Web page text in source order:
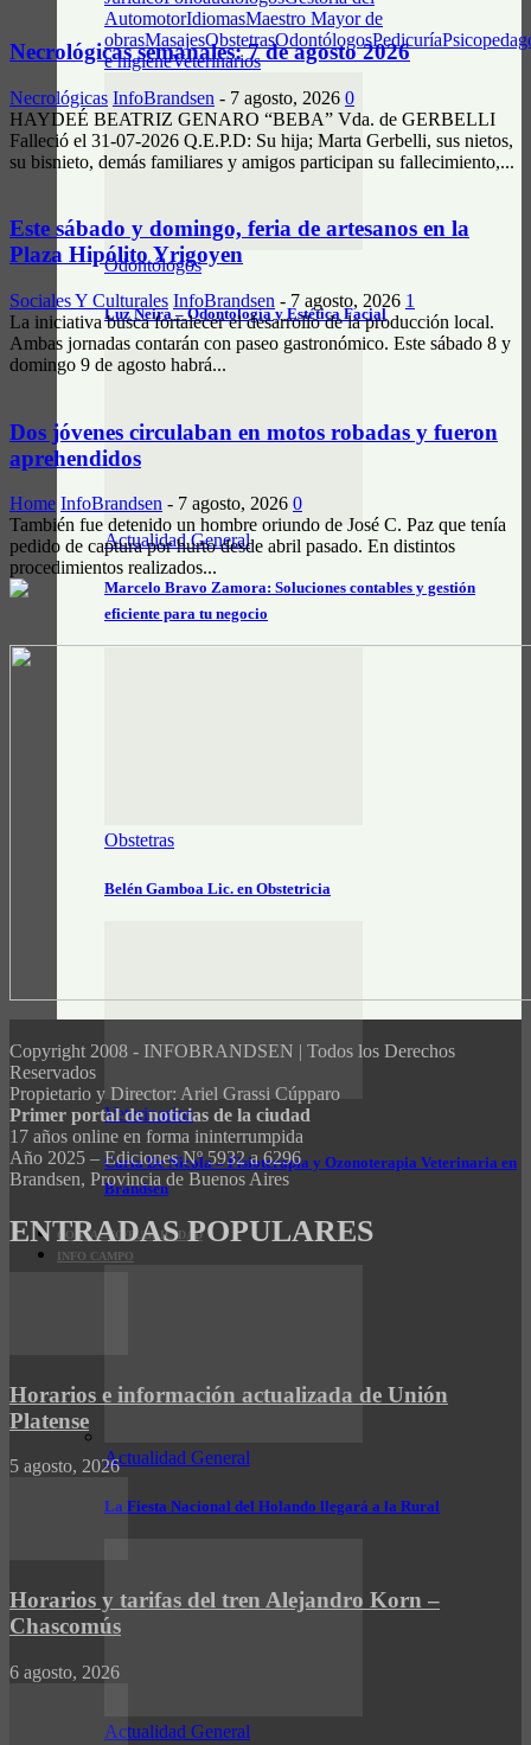
AutomotorIdiomasMaestro Mayor de
obrasMasajesObstetrasOdontólogosPedicuría
e higieneVeterinarios
Odontólogos
Luz Neira – Odontología y Estética Facial
Actualidad General
Marcelo Bravo Zamora: Soluciones contables y gestión
eficiente para tu negocio
Obstetras
Belén Gamboa Lic. en Obstetricia
Veterinarios
Carla De Nicola – Fisioterapia y Ozonoterapia Veterinaria en
Brandsen
CONTACTO/PUBLICIDAD
INFO CAMPO
Actualidad General
La Fiesta Nacional del Holando llegará a la Rural
Actualidad General
Necrológicas semanales: 7 de agosto 2026
Necrológicas InfoBrandsen - 7 agosto, 2026 0
HAYDEÉ BEATRIZ GENARO “BEBA” Vda. de GERBELLI
Falleció el 31-07-2026 Q.E.P.D: Su hija; Marta Gerbelli, sus nietos,
su bisnieto, demás familiares y amigos participan su fallecimiento,...
Este sábado y domingo, feria de artesanos en la
Plaza Hipólito Yrigoyen
Sociales Y Culturales InfoBrandsen - 7 agosto, 2026 1
La iniciativa busca fortalecer el desarrollo de la producción local.
Ambas jornadas contarán con paseo gastronómico. Este sábado 8 y
domingo 9 de agosto habrá...
Dos jóvenes circulaban en motos robadas y fueron
aprehendidos
Home InfoBrandsen - 7 agosto, 2026 0
También fue detenido un hombre oriundo de José C. Paz que tenía
pedido de captura por hurto desde abril pasado. En distintos
procedimientos realizados...
Copyright 2008 - INFOBRANDSEN | Todos los Derechos
Reservados
Propietario y Director: Ariel Grassi Cúpparo
Primer portal de noticias de la ciudad
17 años online en forma ininterrumpida
Año 2025 – Ediciones Nº 5932 a 6296
Brandsen, Provincia de Buenos Aires
ENTRADAS POPULARES
Horarios e información actualizada de Unión
Platense
5 agosto, 2026
Horarios y tarifas del tren Alejandro Korn –
Chascomús
6 agosto, 2026